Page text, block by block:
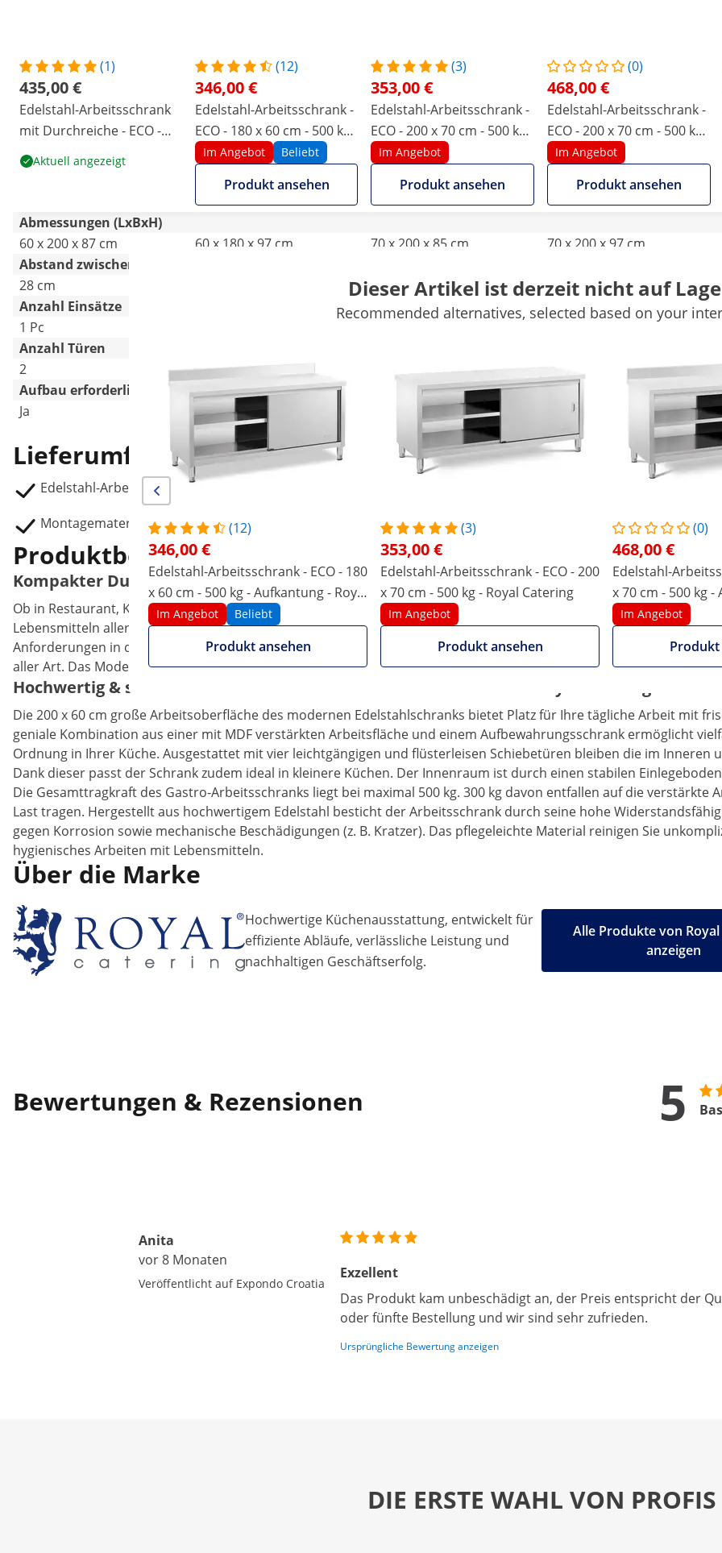
(1)
435,00 €
Edelstahl-Arbeitsschrank
mit Durchreiche - ECO -
200 x 60 cm - 500 kg -
Royal Catering
Aktuell angezeigt
(12)
346,00 €
Edelstahl-Arbeitsschrank -
ECO - 180 x 60 cm - 500 kg -
Aufkantung - Royal
Catering
Im Angebot Beliebt
Produkt ansehen
(3)
353,00 €
Edelstahl-Arbeitsschrank -
ECO - 200 x 70 cm - 500 kg -
Royal Catering
Im Angebot
Produkt ansehen
(0)
468,00 €
Edelstahl-Arbeitsschrank -
ECO - 200 x 70 cm - 500 kg -
Aufkantung - Royal
Catering
Im Angebot
Produkt ansehen
Abmessungen (LxBxH)
60 x 200 x 87 cm
60 x 180 x 97 cm 70 x 200 x 85 cm 70 x 200 x 97 cm
Abstand zwischen den Ablagen
28 cm
- -
Anzahl Einsätze
1 Pc
Anzahl Türen
2
2
Aufbau erforderlich
Ja
Ja
Weitere Merkmale vergleichen
Lieferumfang
Edelstahl-Arbeitsschrank mit Durchreiche RCSSCB-200X60-H
Montagematerial
Dieser Artikel ist derzeit nicht auf
Recommended alternatives, selected based on your
(12)
346,00 €
Edelstahl-Arbeitsschrank - ECO - 180
x 60 cm - 500 kg - Aufkantung - Royal
Catering
Im Angebot Beliebt
Produkt ansehen
(3)
353,00 €
Edelstahl-Arbeitsschrank - ECO - 200
x 70 cm - 500 kg - Royal Catering
Im Angebot
Produkt ansehen
(0)
468,00 €
Edelstahl-
x 70 cm - 500 kg -
Catering
Im Angebot
Produkt
Produktbeschreibung
Kompakter Durchreicheschrank mit 6 cm hoher, verstärkter Arbeitsplatte
Ob in Restaurant, Kantine, Hotel, Bäckerei, Krankenhaus oder Großküche: Edelstahlmöbel bilden die Grundlage für
Lebensmitteln aller Art. Der Arbeitsschrank mit Durchreiche von Royal Catering gehört in jede professionell
Anforderungen in der Gastronomie. Der Durchreicheschrank ermöglicht den schnellen Zugang von beiden Seiten
aller Art. Das Modell steht auf stabilen Füßen, die Sie bei unebenen Böden für einen sicheren Stand um bis zu 20
Hochwertig & sehr robust – der Arbeitsschrank aus Edelstahl von Royal Catering
Die 200 x 60 cm große Arbeitsoberfläche des modernen Edelstahlschranks bietet Platz für Ihre tägliche Arbeit mit
geniale Kombination aus einer mit MDF verstärkten Arbeitsfläche und einem Aufbewahrungsschrank ermöglicht
Ordnung in Ihrer Küche. Ausgestattet mit vier leichtgängigen und flüsterleisen Schiebetüren bleiben die im
Dank dieser passt der Schrank zudem ideal in kleinere Küchen. Der Innenraum ist durch einen stabilen
Die Gesamttragkraft des Gastro-Arbeitsschranks liegt bei maximal 500 kg. 300 kg davon entfallen auf die verstärkte
Last tragen. Hergestellt aus hochwertigem Edelstahl besticht der Arbeitsschrank durch seine hohe
gegen Korrosion sowie mechanische Beschädigungen (z. B. Kratzer). Das pflegeleichte Material reinigen Sie
hygienisches Arbeiten mit Lebensmitteln.
Über die Marke
Hochwertige Küchenausstattung, entwickelt für
effiziente Abläufe, verlässliche Leistung und
nachhaltigen Geschäftserfolg.
Alle Produkte von
anzeigen
Bewertungen & Rezensionen 5
Anita
vor 8 Monaten
Veröffentlicht auf Expondo Croatia
Exzellent
Das Produkt kam unbeschädigt an, der Preis entspricht der
oder fünfte Bestellung und wir sind sehr zufrieden.
Ursprüngliche Bewertung anzeigen
DIE ERSTE WAHL VON PROFIS